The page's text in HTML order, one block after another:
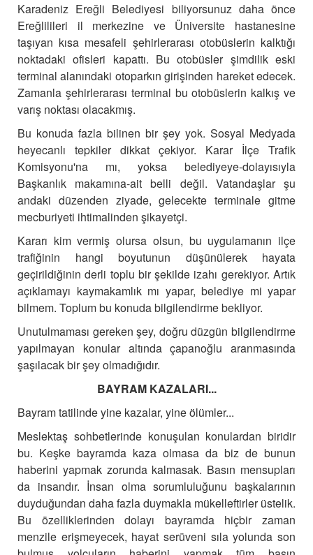
Karadeniz Ereğli Belediyesi biliyorsunuz daha önce
Ereğlilileri il merkezine ve Üniversite hastanesine
taşıyan kısa mesafeli şehirlerarası otobüslerin kalktığı
noktadaki ofisleri kapattı. Bu otobüsler şimdilik eski
terminal alanındaki otoparkın girişinden hareket edecek.
Zamanla şehirlerarası terminal bu otobüslerin kalkış ve
varış noktası olacakmış.
Bu konuda fazla bilinen bir şey yok. Sosyal Medyada
heyecanlı tepkiler dikkat çekiyor. Karar İlçe Trafik
Komisyonu'na mı, yoksa belediyeye-dolayısıyla
Başkanlık makamına-ait belli değil. Vatandaşlar şu
andaki düzenden ziyade, gelecekte terminale gitme
mecburiyeti ihtimalinden şikayetçi.
Kararı kim vermiş olursa olsun, bu uygulamanın ilçe
trafiğinin hangi boyutunun düşünülerek hayata
geçirildiğinin derli toplu bir şekilde izahı gerekiyor. Artık
açıklamayı kaymakamlık mı yapar, belediye mi yapar
bilmem. Toplum bu konuda bilgilendirme bekliyor.
Unutulmaması gereken şey, doğru düzgün bilgilendirme
yapılmayan konular altında çapanoğlu aranmasında
şaşılacak bir şey olmadığıdır.
BAYRAM KAZALARI...
Bayram tatilinde yine kazalar, yine ölümler...
Meslektaş sohbetlerinde konuşulan konulardan biridir
bu. Keşke bayramda kaza olmasa da biz de bunun
haberini yapmak zorunda kalmasak. Basın mensupları
da insandır. İnsan olma sorumluluğunu başkalarının
duyduğundan daha fazla duymakla mükelleftirler üstelik.
Bu özelliklerinden dolayı bayramda hiçbir zaman
menzile erişmeyecek, hayat serüveni sıla yolunda son